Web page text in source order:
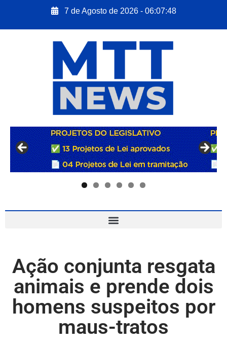
7 de Agosto de 2026 - 06:07:50
Ação conjunta resgata
animais e prende dois
homens suspeitos por
maus-tratos